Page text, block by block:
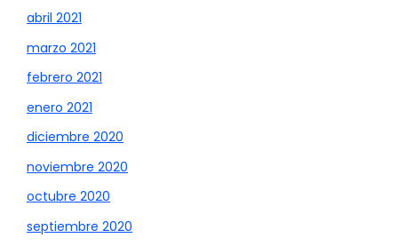
abril 2021
marzo 2021
febrero 2021
enero 2021
diciembre 2020
noviembre 2020
octubre 2020
septiembre 2020